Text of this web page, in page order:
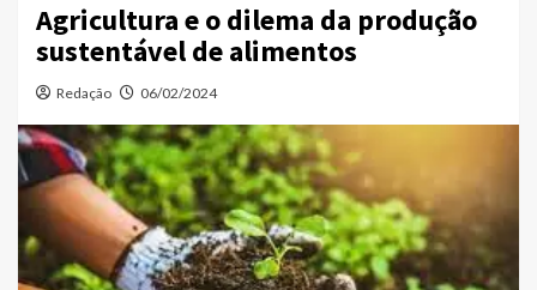
Agricultura e o dilema da produção
sustentável de alimentos
Redação 06/02/2024